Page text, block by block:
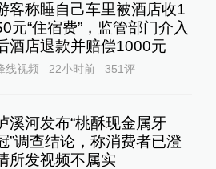
客称睡自己车里被酒店收1
元“住宿费”，监管部门介入
酒店退款并赔偿1000元
线视频 22小时前 351评
溪河发布“桃酥现金属牙
”调查结论，称消费者已澄
所发视频不属实